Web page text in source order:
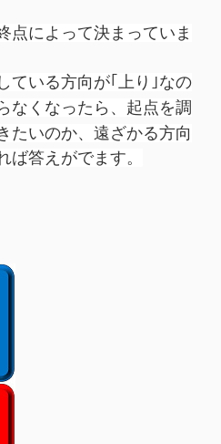
点によって決まっていま
ている方向が｢上り｣なの
なくなったら、 起点を調
たいのか、遠ざかる方向
ば答えがでます。